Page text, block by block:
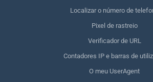
Localizar o número de
Pixel de rastreio
Verificador de URL
Contadores IP e barras de
O meu UserAgent